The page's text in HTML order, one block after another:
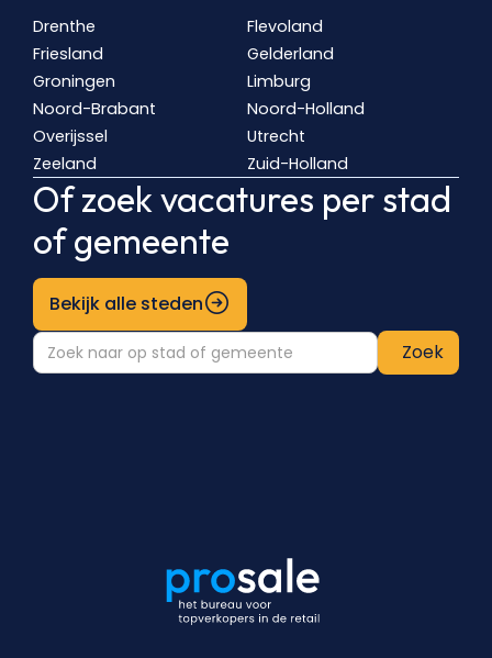
Drenthe
Flevoland
Friesland
Gelderland
Groningen
Limburg
Noord-Brabant
Noord-Holland
Overijssel
Utrecht
Zeeland
Zuid-Holland
Of zoek vacatures per stad
of gemeente
Bekijk alle steden